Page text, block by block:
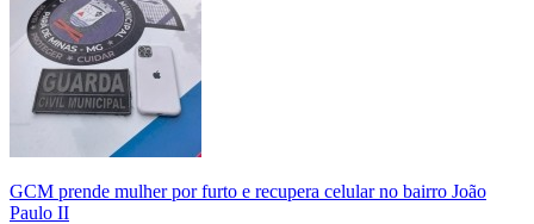
GCM prende mulher por furto e recupera celular no bairro João
Paulo II